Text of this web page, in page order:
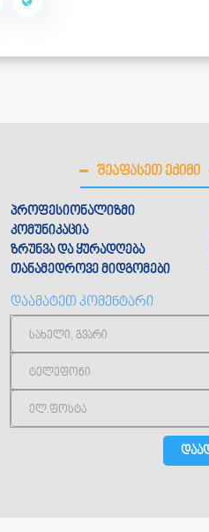
ᲨᲔᲐᲤᲐᲡᲔᲗ ᲔᲥᲘᲛᲘ
პროფესიონალიზმი
კომუნიკაცია
ზრუნვა და ყურადღება
თანამედროვე მიდგომები
დაამატეთ კომენტარი